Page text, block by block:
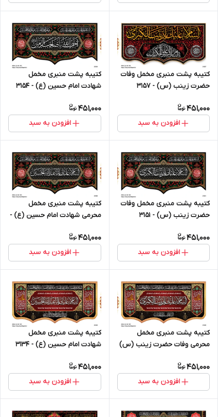
کتیبه پشت منبری مخمل وفات
حضرت زینب (س) - 3157
451,000
افزودن به سبد
کتیبه پشت منبری مخمل
شهادت امام حسین (ع) - 3154
451,000
افزودن به سبد
کتیبه پشت منبری مخمل وفات
حضرت زینب (س) - 3151
451,000
افزودن به سبد
کتیبه پشت منبری مخمل
محرمی شهادت امام حسین (ع) -
451,000
افزودن به سبد
کتیبه پشت منبری مخمل
محرمی وفات حضرت زینب (س)
451,000
افزودن به سبد
کتیبه پشت منبری مخمل
شهادت امام حسین (ع) - 3134
451,000
افزودن به سبد